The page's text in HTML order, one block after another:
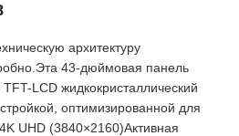
архитектуру
43-дюймовая панель
LCD жидкокристаллический
оптимизированной для
UHD (3840×2160)Активная